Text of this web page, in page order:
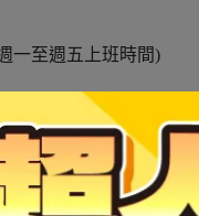
一至週五上班時間)